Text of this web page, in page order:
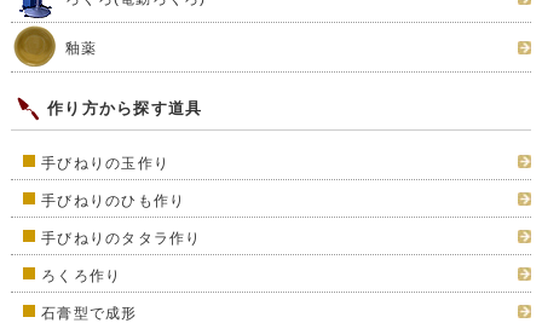
釉薬
作り方から探す道具
手びねりの玉作り
手びねりのひも作り
手びねりのタタラ作り
ろくろ作り
石膏型で成形